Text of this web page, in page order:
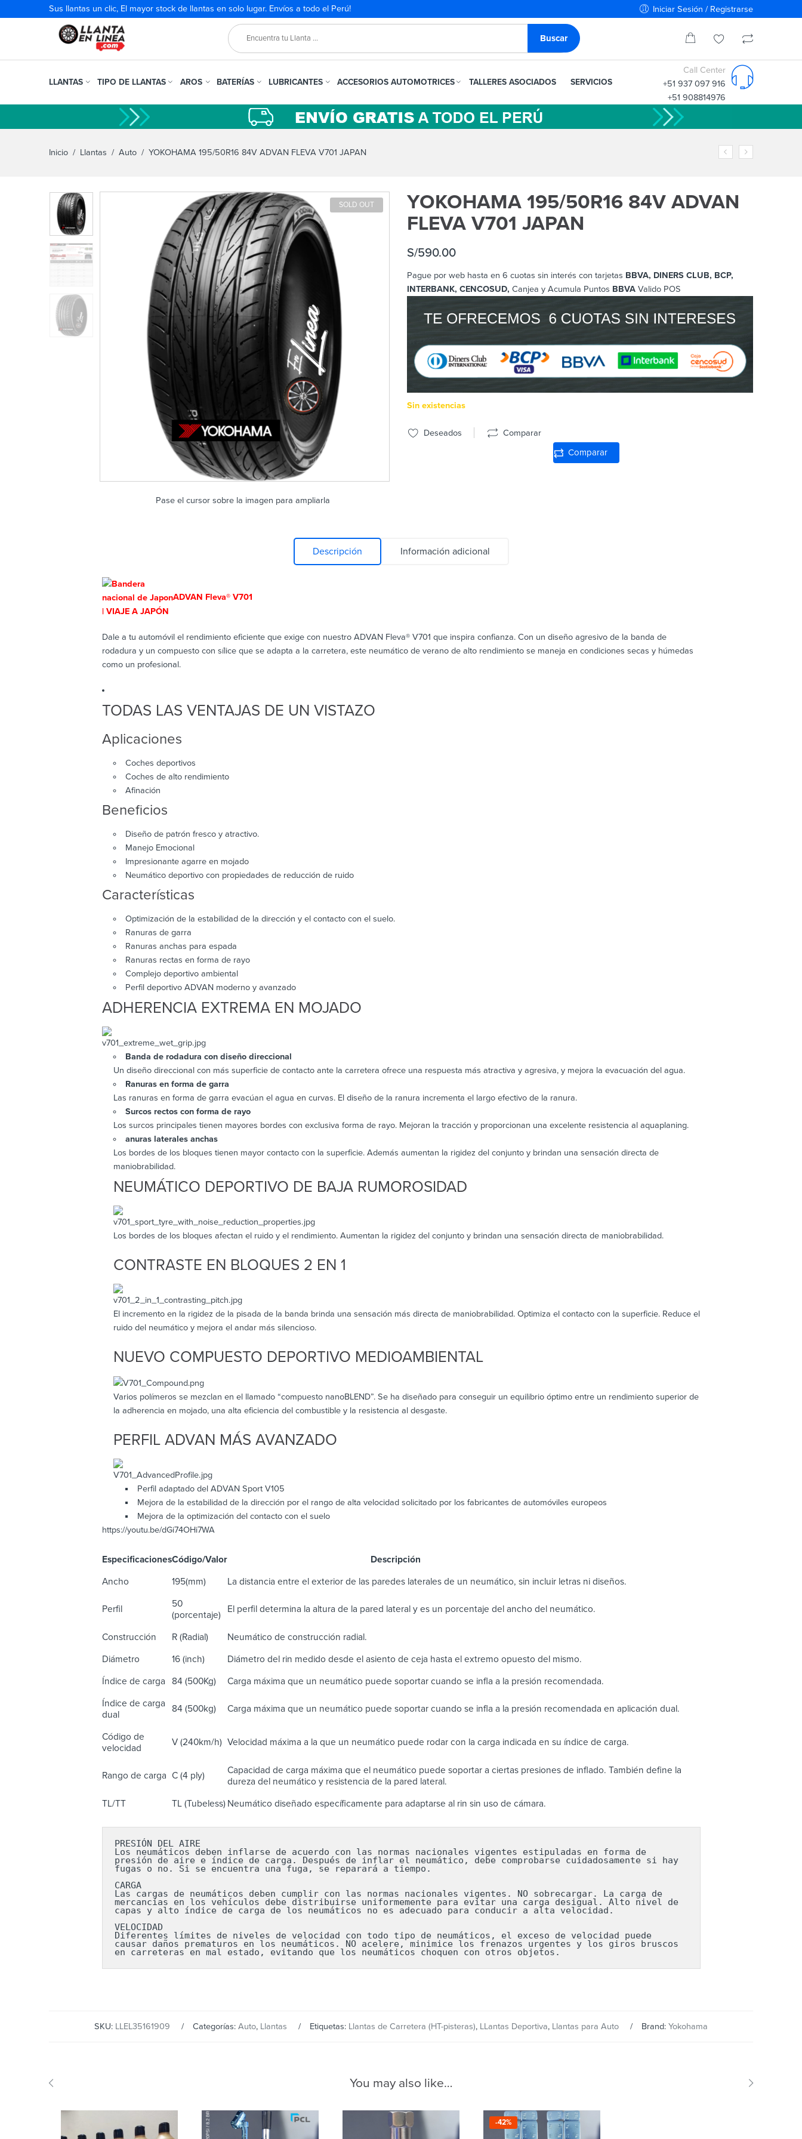
Sus llantas un clic, El mayor stock de llantas en solo lugar. Envíos a todo el Perú! Iniciar Sesión / Registrarse
LLANTAS TIPO DE LLANTAS AROS BATERÍAS LUBRICANTES ACCESORIOS AUTOMOTRICES TALLERES ASOCIADOS SERVICIOS
Call Center
+51 937 097 916
+51 908814976
Inicio / Llantas / Auto / YOKOHAMA 195/50R16 84V ADVAN FLEVA V701 JAPAN
SOLD OUT
Pase el cursor sobre la imagen para ampliarla
YOKOHAMA 195/50R16 84V ADVAN
FLEVA V701 JAPAN
S/590.00
Pague por web hasta en 6 cuotas sin interés con tarjetas BBVA, DINERS CLUB, BCP,
INTERBANK, CENCOSUD, Canjea y Acumula Puntos BBVA Valido POS
Sin existencias
Deseados Comparar
Comparar
Descripción Información adicional
ADVAN Fleva® V701
Dale a tu automóvil el rendimiento eficiente que exige con nuestro ADVAN Fleva® V701 que inspira confianza. Con un diseño agresivo de la banda de
rodadura y un compuesto con sílice que se adapta a la carretera, este neumático de verano de alto rendimiento se maneja en condiciones secas y húmedas
como un profesional.
TODAS LAS VENTAJAS DE UN VISTAZO
Aplicaciones
Coches deportivos
Coches de alto rendimiento
Afinación
Beneficios
Diseño de patrón fresco y atractivo.
Manejo Emocional
Impresionante agarre en mojado
Neumático deportivo con propiedades de reducción de ruido
Características
Optimización de la estabilidad de la dirección y el contacto con el suelo.
Ranuras de garra
Ranuras anchas para espada
Ranuras rectas en forma de rayo
Complejo deportivo ambiental
Perfil deportivo ADVAN moderno y avanzado
ADHERENCIA EXTREMA EN MOJADO
Banda de rodadura con diseño direccional
Un diseño direccional con más superficie de contacto ante la carretera ofrece una respuesta más atractiva y agresiva, y mejora la evacuación del agua.
Ranuras en forma de garra
Las ranuras en forma de garra evacúan el agua en curvas. El diseño de la ranura incrementa el largo efectivo de la ranura.
Surcos rectos con forma de rayo
Los surcos principales tienen mayores bordes con exclusiva forma de rayo. Mejoran la tracción y proporcionan una excelente resistencia al aquaplaning.
anuras laterales anchas
Los bordes de los bloques tienen mayor contacto con la superficie. Además aumentan la rigidez del conjunto y brindan una sensación directa de
maniobrabilidad.
NEUMÁTICO DEPORTIVO DE BAJA RUMOROSIDAD
Los bordes de los bloques afectan el ruido y el rendimiento. Aumentan la rigidez del conjunto y brindan una sensación directa de maniobrabilidad.
CONTRASTE EN BLOQUES 2 EN 1
El incremento en la rigidez de la pisada de la banda brinda una sensación más directa de maniobrabilidad. Optimiza el contacto con la superficie. Reduce el
ruido del neumático y mejora el andar más silencioso.
NUEVO COMPUESTO DEPORTIVO MEDIOAMBIENTAL
Varios polímeros se mezclan en el llamado “compuesto nanoBLEND”. Se ha diseñado para conseguir un equilibrio óptimo entre un rendimiento superior de
la adherencia en mojado, una alta eficiencia del combustible y la resistencia al desgaste.
PERFIL ADVAN MÁS AVANZADO
Perfil adaptado del ADVAN Sport V105
Mejora de la estabilidad de la dirección por el rango de alta velocidad solicitado por los fabricantes de automóviles europeos
Mejora de la optimización del contacto con el suelo
https://youtu.be/dGi74OHi7WA
EspecificacionesCódigo/ValorDescripción
Ancho 195(mm) La distancia entre el exterior de las paredes laterales de un neumático, sin incluir letras ni diseños.
Perfil
50
(porcentaje)
El perfil determina la altura de la pared lateral y es un porcentaje del ancho del neumático.
Construcción R (Radial) Neumático de construcción radial.
Diámetro 16 (inch) Diámetro del rin medido desde el asiento de ceja hasta el extremo opuesto del mismo.
Índice de carga 84 (500Kg) Carga máxima que un neumático puede soportar cuando se infla a la presión recomendada.
Índice de carga
dual
84 (500kg) Carga máxima que un neumático puede soportar cuando se infla a la presión recomendada en aplicación dual.
Código de
velocidad
V (240km/h) Velocidad máxima a la que un neumático puede rodar con la carga indicada en su índice de carga.
Rango de carga C (4 ply)
Capacidad de carga máxima que el neumático puede soportar a ciertas presiones de inflado. También define la
dureza del neumático y resistencia de la pared lateral.
TL/TT TL (Tubeless) Neumático diseñado específicamente para adaptarse al rin sin uso de cámara.
PRESIÓN DEL AIRE
Los neumáticos deben inflarse de acuerdo con las normas nacionales vigentes estipuladas en forma de
presión de aire e índice de carga. Después de inflar el neumático, debe comprobarse cuidadosamente si hay
fugas o no. Si se encuentra una fuga, se reparará a tiempo.
CARGA
Las cargas de neumáticos deben cumplir con las normas nacionales vigentes. NO sobrecargar. La carga de
mercancías en los vehículos debe distribuirse uniformemente para evitar una carga desigual. Alto nivel de
capas y alto índice de carga de los neumáticos no es adecuado para conducir a alta velocidad.
VELOCIDAD
Diferentes límites de niveles de velocidad con todo tipo de neumáticos, el exceso de velocidad puede
causar daños prematuros en los neumáticos. NO acelere, minimice los frenazos urgentes y los giros bruscos
en carreteras en mal estado, evitando que los neumáticos choquen con otros objetos.
SKU: LLEL35161909 Categorías: Auto, Llantas Etiquetas: Llantas de Carretera (HT-pisteras), LLantas Deportiva, Llantas para Auto Brand: Yokohama
You may also like…
-42%